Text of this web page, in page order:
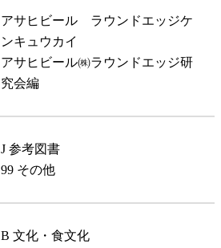
アサヒビール ラウンドエッジケ
ンキュウカイ
アサヒビール㈱ラウンドエッジ研
究会編
J 参考図書
99 その他
B 文化・食文化